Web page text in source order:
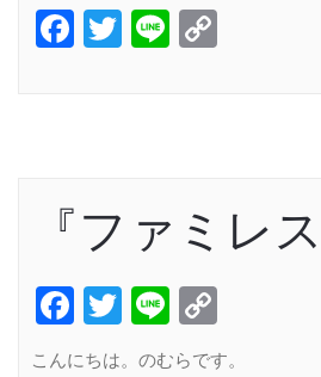
Facebook
Twitter
Line
『ファミレ
Facebook
Twitter
Line
Link
こんにちは。のむらです。